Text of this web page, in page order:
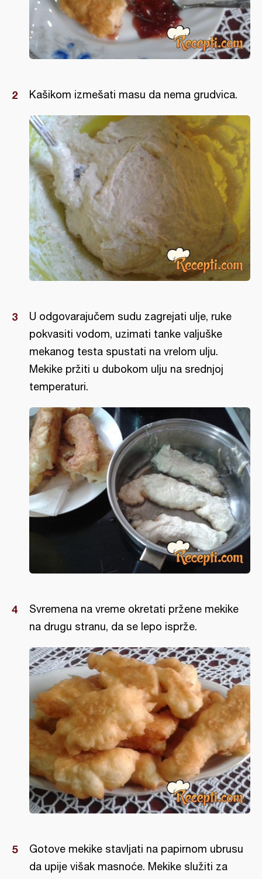
Kašikom izmešati masu da nema grudvica.
U odgovarajučem sudu zagrejati ulje, ruke
pokvasiti vodom, uzimati tanke valjuške
mekanog testa spustati na vrelom ulju.
Mekike pržiti u dubokom ulju na srednjoj
temperaturi.
Svremena na vreme okretati pržene mekike
na drugu stranu, da se lepo isprže.
Gotove mekike stavljati na papirnom ubrusu
da upije višak masnoće. Mekike služiti za